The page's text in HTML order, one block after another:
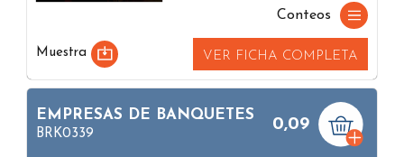
Conteos
Muestra VER FICHA COMPLETA
EMPRESAS DE BANQUETES
BRK0339
0,09